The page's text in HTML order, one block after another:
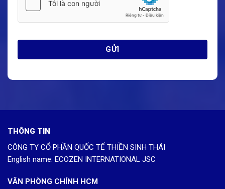
THÔNG TIN
CÔNG TY CỔ PHẦN QUỐC TẾ THIỀN SINH THÁI
English name: ECOZEN INTERNATIONAL JSC
VĂN PHÒNG CHÍNH HCM